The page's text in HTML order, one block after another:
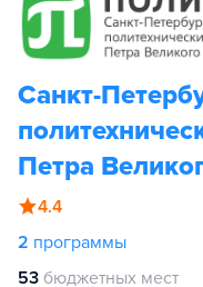
Санкт-
Петра
4.4
2 программы
53 бюджетных мест